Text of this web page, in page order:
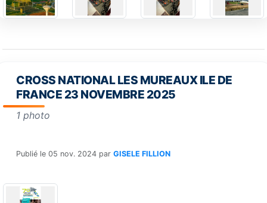
CROSS NATIONAL LES MUREAUX ILE DE
FRANCE 23 NOVEMBRE 2025
1 photo
Publié le 05 nov. 2024 par GISELE FILLION